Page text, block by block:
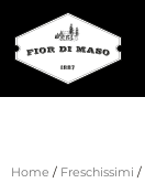
Home / Freschissimi /